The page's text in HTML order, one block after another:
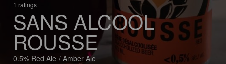
1 ratings
SANS ALCOOL
ROUSSE
0.5% Red Ale / Amber Ale